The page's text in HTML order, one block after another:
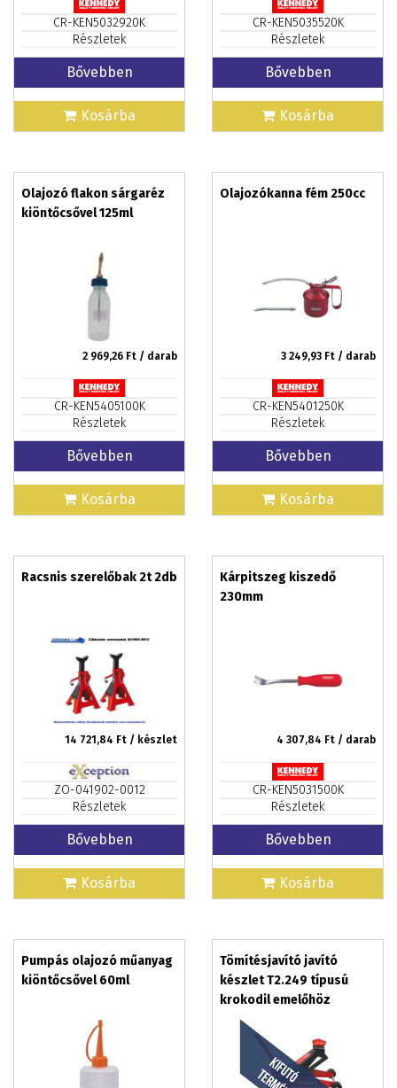
CR-KEN5032920K
Részletek
Bővebben
Kosárba
CR-KEN5035520K
Részletek
Bővebben
Kosárba
Olajozó flakon sárgaréz
kiöntőcsővel 125ml
2 969,26 Ft / darab
CR-KEN5405100K
Részletek
Bővebben
Kosárba
Olajozókanna fém 250cc
3 249,93 Ft / darab
CR-KEN5401250K
Részletek
Bővebben
Kosárba
Racsnis szerelőbak 2t 2db
14 721,84 Ft / készlet
ZO-041902-0012
Részletek
Bővebben
Kosárba
Kárpitszeg kiszedő
230mm
4 307,84 Ft / darab
CR-KEN5031500K
Részletek
Bővebben
Kosárba
Pumpás olajozó műanyag
kiöntőcsővel 60ml
Tömítésjavító javító
készlet T2.249 típusú
krokodil emelőhöz